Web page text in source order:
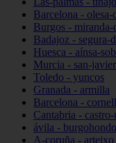
Barcelona - olesa-
Burgos - miranda-
Badajoz - segura-
Huesca - aínsa-
Murcia - san-javier
Toledo - yuncos
Granada - armilla
Barcelona -
Cantabria -
ávila - burgohondo
A-coruña - arteixo